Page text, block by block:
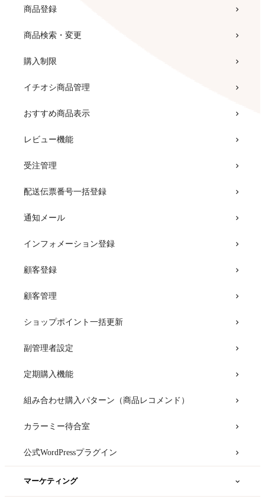
LTV-Lab for カラーミーショップ
ピッキングリスト
SiTest Lite
オプション在庫表表示
管理バー
プルダウン在庫表示
仕入れサポート
W3 mimosaデータ連携
proteger（プロテジャー） for カラーミーショップ
GMOおみせアプリ for カラーミーショップ
Buyee Connect(バイイーコネクト) for カラーミーショッ
ECコネクター
会員ランク
プランアップ
ポイント機能
電子マネー
プライバシーポリシー
楽天ペイ（オンライン決済）
ショップ内検索
クレジットカード（SGシステム）
開店・閉店設定
戻り先URL
書類印刷用
スライドショー
スマートフォン表示設定
常時SSL
2要素認証
テンプレート
特商法ページに表示する住所・電話番号の非公開設定
クレジットカード（ZEUS）
商品登録
商品検索・変更
購入制限
イチオシ商品管理
おすすめ商品表示
レビュー機能
受注管理
配送伝票番号一括登録
通知メール
インフォメーション登録
顧客登録
顧客管理
ショップポイント一括更新
副管理者設定
定期購入機能
組み合わせ購入パターン（商品レコメンド）
カラーミー待合室
公式WordPressプラグイン
マーケティング